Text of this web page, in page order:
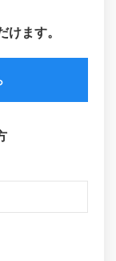
ます。